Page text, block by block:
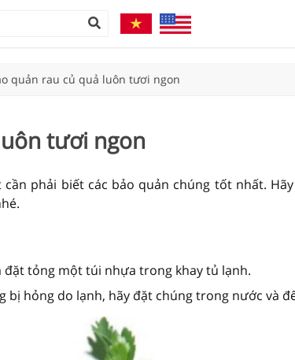
quản rau củ quả luôn tươi ngon
tươi ngon
phải biết các bảo quản chúng tốt nhất.
đặt tỏng một túi nhựa trong khay tủ lạnh.
bị hỏng do lạnh, hãy đặt chúng trong nước và